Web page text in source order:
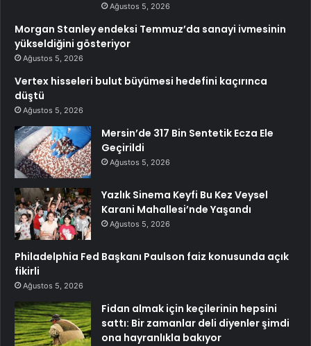
Ağustos 5, 2026
Morgan Stanley endeksi Temmuz’da sanayi ivmesinin
yükseldiğini gösteriyor
Ağustos 5, 2026
Vertex hisseleri bulut büyümesi hedefini kaçırınca
düştü
Ağustos 5, 2026
Mersin’de 317 Bin Sentetik Ecza Ele
Geçirildi
Ağustos 5, 2026
Yazlık Sinema Keyfi Bu Kez Veysel
Karani Mahallesi’nde Yaşandı
Ağustos 5, 2026
Philadelphia Fed Başkanı Paulson faiz konusunda açık
fikirli
Ağustos 5, 2026
Fidan almak için keçilerinin hepsini
sattı: Bir zamanlar deli diyenler şimdi
ona hayranlıkla bakıyor